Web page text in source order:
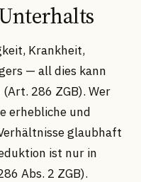
Krankheit,
— all dies kann
286 ZGB). Wer
erhebliche und
glaubhaft
ist nur in
Abs. 2 ZGB).